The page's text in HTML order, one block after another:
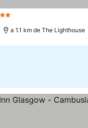
a 1.1 km de The Lighthouse